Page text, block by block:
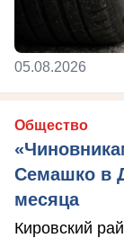
05.08.2026
Общество
Семашко в
месяца
Кировский